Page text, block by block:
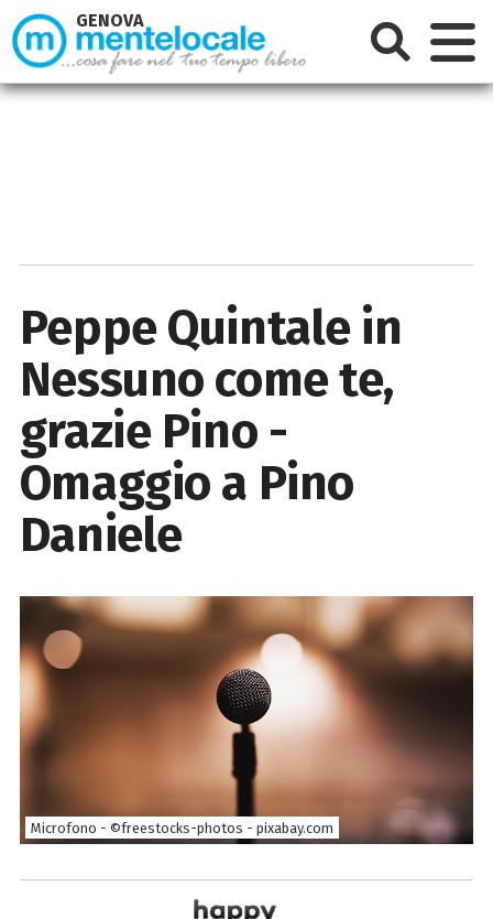
Peppe Quintale in
Nessuno come te,
grazie Pino -
Omaggio a Pino
Daniele
Microfono - ©freestocks-photos - pixabay.com
GENOVA